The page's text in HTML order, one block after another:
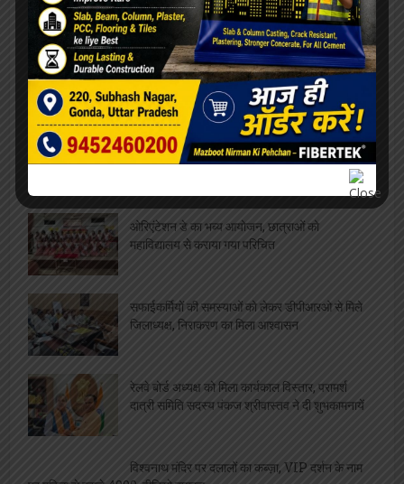
महाविद्यालय संस्थापिका की जयंती, विभिन्न
प्रतियोगिताओं का आयोजन
बीमारी भी नहीं रोक सकी ममता की धारा, जारी रहा
स्तनपान
ओरिएंटेशन डे का भब्य आयोजन, छात्राओं को
महाविद्यालय से कराया गया परिचित
सफाईकर्मियों की समस्याओं को लेकर डीपीआरओ से मिले
जिलाध्यक्ष, निराकरण का मिला आश्वासन
रेलवे बोर्ड अध्यक्ष को मिला कार्यकाल विस्तार, परामर्श
दात्री समिति सदस्य पंकज श्रीवास्तव ने दी शुभकामनायें
विश्वनाथ मंदिर पर दलालों का कब्ज़ा, VIP दर्शन के नाम